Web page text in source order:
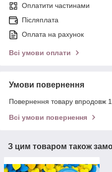
Оплатити частинами
Післяплата
Оплата на рахунок
Всі умови оплати
Умови повернення
Повернення товару впродовж
Всі умови повернення
З цим товаром також